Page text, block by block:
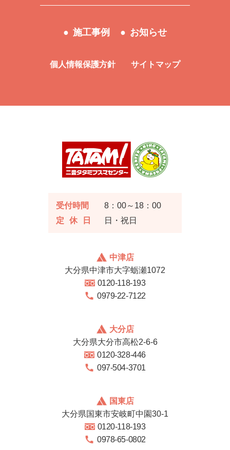
施工事例 お知らせ
個人情報保護方針 サイトマップ
受付時間
8：00～18：00
定休日
日・祝日
中津店
大分県中津市大字蛎瀬1072
0120-118-193
0979-22-7122
大分店
大分県大分市高松2-6-6
0120-328-446
097-504-3701
国東店
大分県国東市安岐町中園30-1
0120-118-193
0978-65-0802